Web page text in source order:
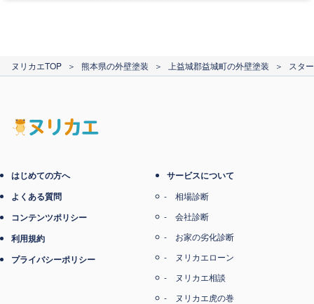
カード支払い
ヌリカエTOP ＞ 熊本県の外壁塗装 ＞ 上益城郡益城町の外壁塗装 ＞ スタ
はじめての方へ
よくある質問
コンテンツポリシー
利用規約
プライバシーポリシー
サービスについて
相場診断
会社診断
お家の劣化診断
ヌリカエローン
ヌリカエ相談
ヌリカエ虎の巻